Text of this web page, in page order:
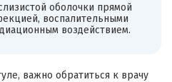
оболочки прямой
воспалительными
воздействием.
важно обратиться к врачу